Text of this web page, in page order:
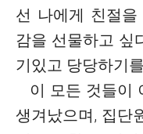
선 나에게 친절
감을 선물하고 싶
기있고 당당하기
이 모든 것들이
생겨났으며, 집단